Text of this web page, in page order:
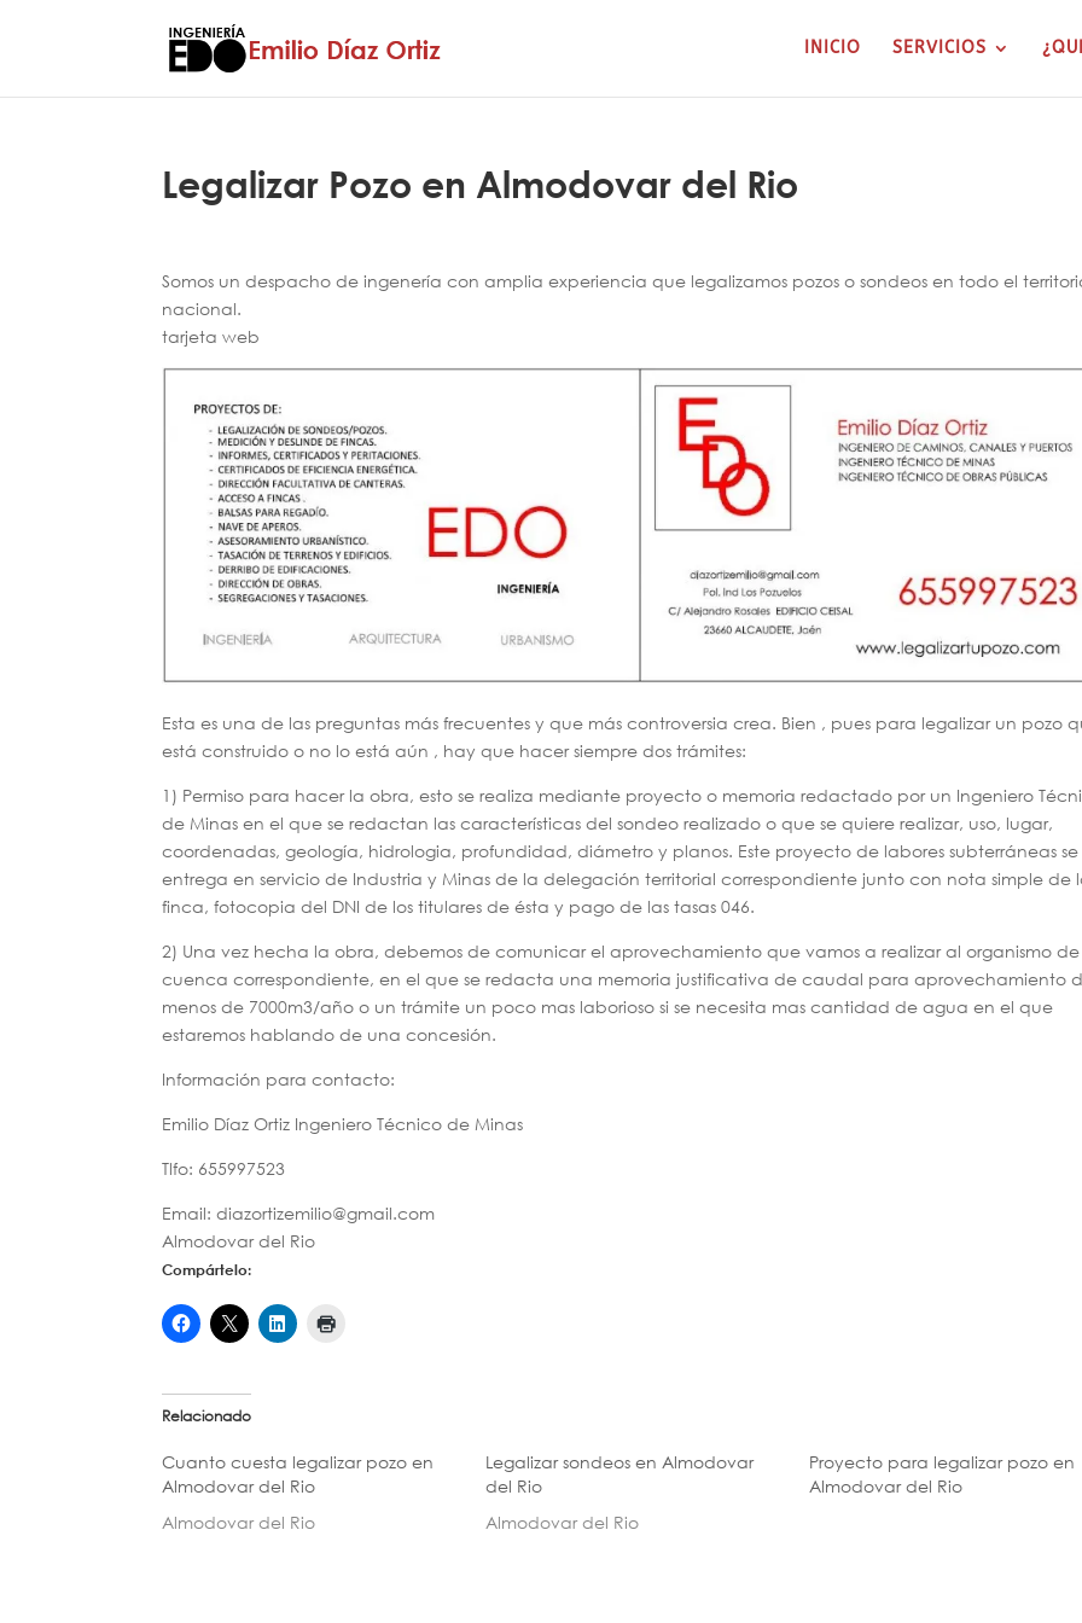
INICIO SERVICIOS
Legalizar Pozo en Almodovar del Rio
Somos un despacho de ingenería con amplia experiencia que legalizamos pozos o sondeos en todo el
nacional.
tarjeta web
Esta es una de las preguntas más frecuentes y que más controversia crea. Bien , pues para legalizar un pozo
está construido o no lo está aún , hay que hacer siempre dos trámites:
1) Permiso para hacer la obra, esto se realiza mediante proyecto o memoria redactado por un Ingeniero
de Minas en el que se redactan las características del sondeo realizado o que se quiere realizar, uso, lugar,
coordenadas, geología, hidrologia, profundidad, diámetro y planos. Este proyecto de labores subterráneas se
entrega en servicio de Industria y Minas de la delegación territorial correspondiente junto con nota simple de
finca, fotocopia del DNI de los titulares de ésta y pago de las tasas 046.
2) Una vez hecha la obra, debemos de comunicar el aprovechamiento que vamos a realizar al organismo de
cuenca correspondiente, en el que se redacta una memoria justificativa de caudal para aprovechamiento
menos de 7000m3/año o un trámite un poco mas laborioso si se necesita mas cantidad de agua en el que
estaremos hablando de una concesión.
Información para contacto:
Emilio Díaz Ortiz Ingeniero Técnico de Minas
Tlfo: 655997523
Email: diazortizemilio@gmail.com
Almodovar del Rio
Compártelo:
Relacionado
Cuanto cuesta legalizar pozo en
Almodovar del Rio
Almodovar del Rio
Legalizar sondeos en Almodovar
del Rio
Almodovar del Rio
Proyecto para legalizar pozo en
Almodovar del Rio